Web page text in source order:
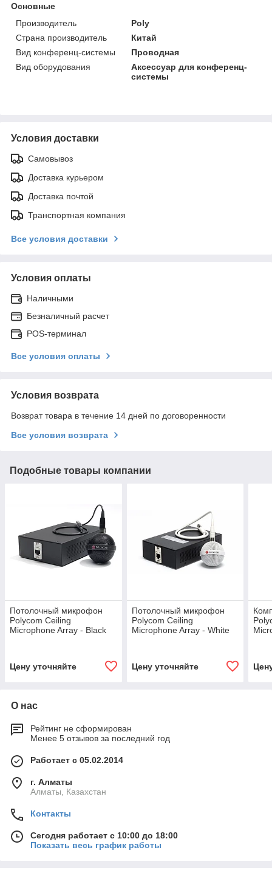
Основные
Производитель
Poly
Страна производитель
Китай
Вид конференц-системы
Проводная
Вид оборудования
Аксессуар для конференц-
системы
Условия доставки
Самовывоз
Доставка курьером
Доставка почтой
Транспортная компания
Все условия доставки
Условия оплаты
Наличными
Безналичный расчет
POS-терминал
Все условия оплаты
Условия возврата
Возврат товара в течение 14 дней по договоренности
Все условия возврата
Подобные товары компании
Потолочный микрофон
Polycom Ceiling
Microphone Array - Black
Цену уточняйте
Потолочный микрофон
Polycom Ceiling
Microphone Array - White
Цену уточняйте
О нас
Рейтинг не сформирован
Менее 5 отзывов за последний год
Работает с 05.02.2014
г. Алматы
Алматы, Казахстан
Контакты
Сегодня работает с 10:00 до 18:00
Показать весь график работы